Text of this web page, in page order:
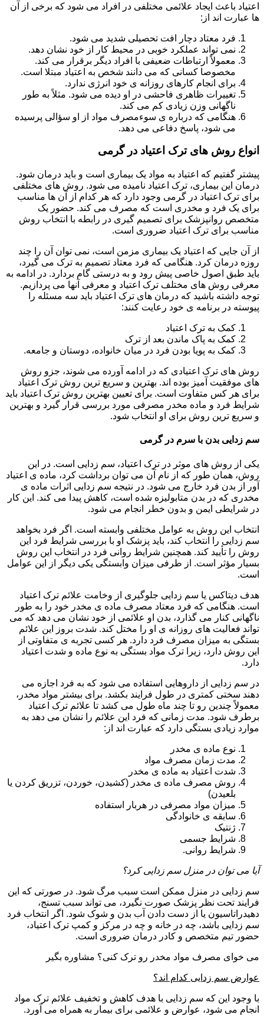
اعتیاد باعث ایجاد علائمی مختلفی در افراد می شود که برخی از آن
ها عبارت اند از:
فرد معتاد دچار افت تحصیلی شدید می شود.
نمی تواند عملکرد خوبی در محیط کار از خود نشان دهد.
معمولاً ارتباطات ضعیفی با افراد دیگر برقرار می کند.
مخصوصا کسانی که می دانند شخص به اعتیاد مبتلا است.
برای انجام کارهای روزانه ی خود انرژی ندارد.
تغییرات ظاهری فاحشی در او دیده می شود. مثلاً به طور
ناگهانی وزن زیادی کم می کند.
هنگامی که درباره ی سوءمصرف مواد از او سؤالی پرسیده
می شود، پاسخ دفاعی می دهد.
انواع روش های ترک اعتیاد در گرمی
پیشتر گفتیم که اعتیاد به مواد یک بیماری است و باید درمان شود.
درمان این بیماری، ترک اعتیاد نامیده می شود. روش های مختلفی
برای ترک اعتیاد در گرمی وجود دارد که هر کدام از آن ها مناسب
برای یک فرد و مخدری است که مصرف می کند. حضور یک
متخصص روانپزشک برای تصمیم گیری در رابطه با انتخاب روش
مناسب برای ترک اعتیاد ضروری است.
از آن جایی که اعتیاد یک بیماری مزمن است، نمی توان آن را چند
روزه درمان کرد. هنگامی که فرد معتاد تصمیم به ترک می گیرد،
باید طبق اصول خاصی پیش رود و به درستی گام بردارد. در ادامه به
معرفی روش های مختلف ترک اعتیاد و معرفی آنها می پردازیم.
توجه داشته باشید که درمان های ترک اعتیاد باید سه مسئله را
پیوسته در برنامه ی خود رعایت کنند:
کمک به ترک اعتیاد
کمک به پاک ماندن بعد از ترک
کمک به پویا بودن فرد در میان خانواده، دوستان و جامعه.
روش های ترک اعتیادی که در ادامه آورده می شوند، جزو روش
های موفقیت آمیز بوده اند. بهترین و سریع ترین روش ترک اعتیاد
برای هر کس متفاوت است. برای تعیین بهترین روش ترک اعتیاد باید
شرایط فرد و ماده مخدر مصرفی مورد بررسی قرار گیرد و بهترین
و سریع ترین روش برای او انتخاب شود.
سم زدایی بدن با سرم در گرمی
یکی از روش های موثر در ترک اعتیاد، سم زدایی است. در این
روش، همان طور که از نام آن می توان برداشت کرد، ماده ی اعتیاد
آور از بدن فرد خارج می شود. در نتیجه سم زدایی اثرات ماده ی
مخدری که در بدن متابولیزه شده است، کاهش پیدا می کند. این کار
در شرایطی ایمن و بدون خطر انجام می شود.
انتخاب این روش به عوامل مختلفی وابسته است. اگر فرد بخواهد
سم زدایی را انتخاب کند، باید پزشک او با بررسی شرایط فرد این
روش را تأیید کند. همچنین شرایط روانی فرد در انتخاب این روش
بسیار مؤثر است. از طرفی میزان وابستگی یکی دیگر از این عوامل
است.
هدف دیتاکس یا سم زدایی جلوگیری از وخامت علائم ترک اعتیاد
است. هنگامی که فرد معتاد مصرف ماده ی مخدر خود را به طور
ناگهانی کنار می گذارد، بدن او علائمی از خود نشان می دهد که می
تواند فعالیت های روزانه ی او را مختل کند. شدت بروز این علائم
بستگی به میزان مصرف فرد دارد. هر کسی تجربه ی متفاوتی از
این روش دارد، زیرا ترک مواد بستگی به نوع ماده و شدت اعتیاد
دارد.
در سم زدایی از داروهایی استفاده می شود که به فرد اجازه می
دهند سختی کمتری در طول فرایند بکشد. برای بیشتر مواد مخدر،
معمولاً چندین رو تا چند ماه طول می کشد تا علائم ترک اعتیاد
برطرف شود. مدت زمانی که فرد این علائم را نشان می دهد به
موارد زیادی بستگی دارد که عبارت اند از:
نوع ماده ی مخدر
مدت زمان مصرف مواد
شدت اعتیاد به ماده ی مخدر
روش مصرف ماده ی مخدر (کشیدن، خوردن، تزریق کردن یا
بلعیدن)
میزان مواد مصرفی در هربار استفاده
سابقه ی خانوادگی
ژنتیک
شرایط جسمی
شرایط روانی.
آیا می توان در منزل سم زدایی کرد؟
سم زدایی در منزل ممکن است سبب مرگ شود. در صورتی که این
فرایند تحت نظر پزشک صورت نگیرد، می تواند سبب تسنج،
دهیدراتاسیون یا از دست دادن آب بدن و شوک شود. اگر انتخاب فرد
سم زدایی باشد، چه در خانه و چه در مرکز و کمپ ترک اعتیاد،
حضور تیم متخصص و کادر درمان ضروری است.
می خوای مصرف مواد مخدر رو ترک کنی؟ مشاوره بگیر
عوارض سم زدایی کدام اند؟
با وجود این که سم زدایی با هدف کاهش و تخفیف علائم ترک مواد
انجام می شود، عوارض و علائمی برای بیمار به همراه می آورد.